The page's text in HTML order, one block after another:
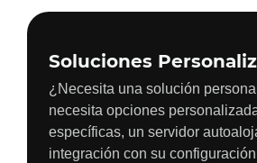
Soluciones
¿Necesita una solución
necesita opciones
específicas, un servidor
integración con su